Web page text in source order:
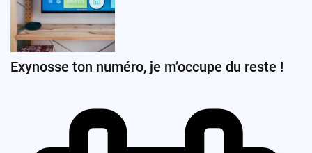
Exynosse ton numéro, je m’occupe du reste !